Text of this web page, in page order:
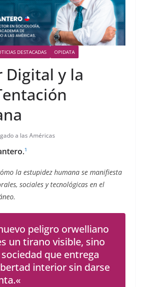
DESTACADAS OPIDATA
Digital y la
a las Américas
.1
la estupidez humana se manifiesta
sociales y tecnológicas en el
peligro orwelliano
un tirano visible, sino
que entrega
interior sin darse
«